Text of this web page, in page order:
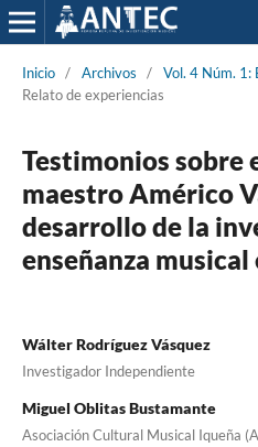
Inicio / Archivos / Vol. 4 Núm. 1:
Relato de experiencias
Testimonios sobre
maestro Américo
desarrollo de la
enseñanza musical
Wálter Rodríguez Vásquez
Investigador Independiente
Miguel Oblitas Bustamante
Asociación Cultural Musical Iqueña